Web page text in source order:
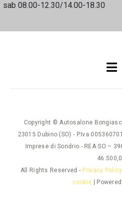
sab 08.00-12.30/14.00-18.30
Copyright © Autosalone
23015 Dubino (SO) - P.Iva
Imprese di Sondrio - REA SO –
All Rights Reserved - Privacy Policy
cookie |